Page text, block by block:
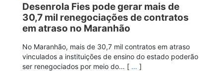
Desenrola Fies pode gerar mais de
30,7 mil renegociações de contratos
em atraso no Maranhão
No Maranhão, mais de 30,7 mil contratos em atraso
vinculados a instituições de ensino do estado poderão
ser renegociados por meio do… [ … ]